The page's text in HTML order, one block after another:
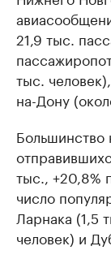
21,9 тыс.
тыс.
на-Дону
Большинство
тыс., +20,8%
число
Ларнака (1,5
человек) и